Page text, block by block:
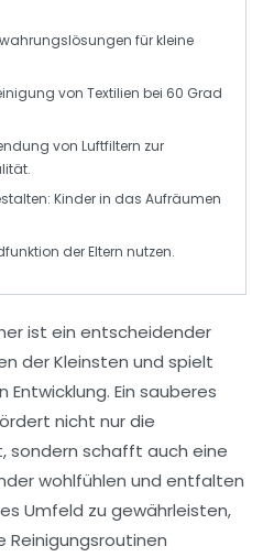
für kleine
von Textilien bei 60 Grad
von Luftfiltern zur
Kinder in das Aufräumen
der Eltern nutzen.
ist ein entscheidender
der Kleinsten und spielt
Ein sauberes
nicht nur die
, sondern schafft auch eine
wohlfühlen und entfalten
Umfeld zu gewährleisten,
Reinigungsroutinen